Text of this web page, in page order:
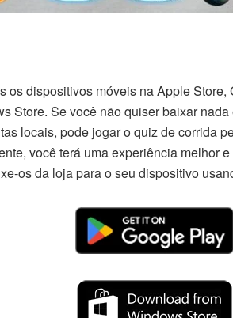
os dispositivos móveis na Apple
Store. Se você não quiser baixar
locais, pode jogar o quiz de corrida
você terá uma experiência melhor
os da loja para o seu dispositivo